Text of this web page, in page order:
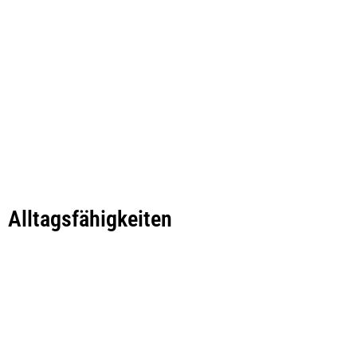
Alltagsfähigkeiten